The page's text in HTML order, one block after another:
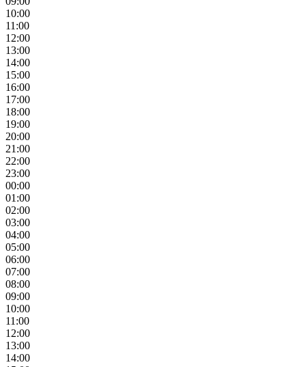
10:00
11:00
12:00
13:00
14:00
15:00
16:00
17:00
18:00
19:00
20:00
21:00
22:00
23:00
00:00
01:00
02:00
03:00
04:00
05:00
06:00
07:00
08:00
09:00
10:00
11:00
12:00
13:00
14:00